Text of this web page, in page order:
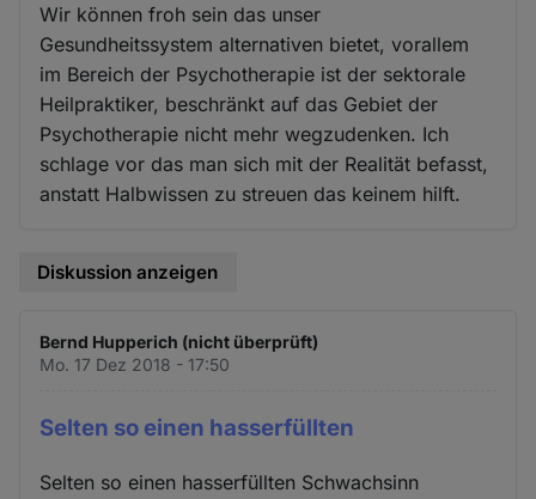
Wir können froh sein das unser
Gesundheitssystem alternativen bietet, vorallem
im Bereich der Psychotherapie ist der sektorale
Heilpraktiker, beschränkt auf das Gebiet der
Psychotherapie nicht mehr wegzudenken. Ich
schlage vor das man sich mit der Realität befasst,
anstatt Halbwissen zu streuen das keinem hilft.
Diskussion anzeigen
Bernd Hupperich (nicht überprüft)
Mo. 17 Dez 2018 - 17:50
Selten so einen hasserfüllten
Selten so einen hasserfüllten Schwachsinn